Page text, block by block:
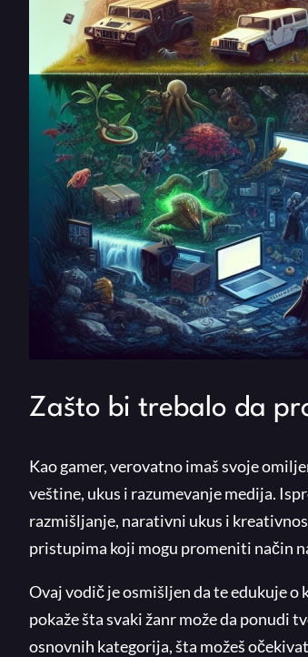
Zašto bi trebalo da
Kao gamer, verovatno imaš svoje
veštine, ukus i razumevanje medija.
razmišljanje, narativni ukus i
pristupima koji mogu promeniti način
Ovaj vodič je osmišljen da te edukuje o
pokaže šta svaki žanr može da ponudi
osnovnih kategorija, šta možeš